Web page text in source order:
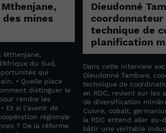
mines
Mthenjane,
du Sud,
qui
• Quelle place
distinguer le
rendre les
Et si l’avenir de
régionale
? De la réforme
Dieudonné
technique de
planification
Dans cette interview
Dieudonné Tambwe,
technique de
en RDC, revient sur les
de diversification
Cuivre, cobalt,
la RDC entend aller
bâtir une véritable